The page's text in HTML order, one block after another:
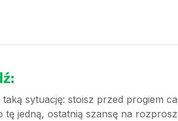
sytuację: stoisz przed progiem
tę jedną, ostatnią szansę na